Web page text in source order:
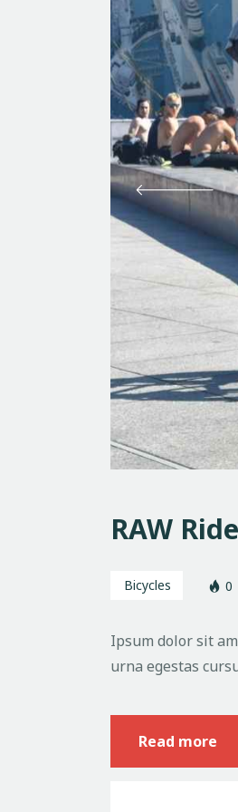
RAW
Bicycles 0
Ipsum dolor sit
urna egestas
Read more